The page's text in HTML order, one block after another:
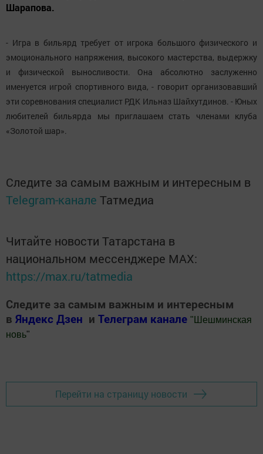
Шарапова.
- Игра в бильярд требует от игрока большого физического и
эмоционального напряжения, высокого мастерства, выдержку
и физической выносливости. Она абсолютно заслуженно
именуется игрой спортивного вида, - говорит организовавший
эти соревнования специалист РДК Ильназ Шайхутдинов. - Юных
любителей бильярда мы приглашаем стать членами клуба
«Золотой шар».
Следите за самым важным и интересным в
Telegram-канале Татмедиа
Читайте новости Татарстана в
национальном мессенджере MАХ:
https://max.ru/tatmedia
Следите за самым важным и интересным
в Яндекс Дзен и Телеграм канале " Шешминская
новь"
Перейти на страницу новости